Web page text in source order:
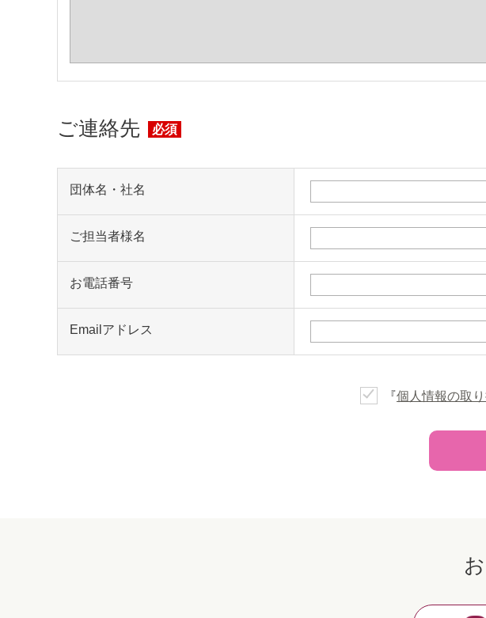
ご連絡先 必須
団体名・社名
ご担当者様名
お電話番号
Emailアドレス
『個人情報の取